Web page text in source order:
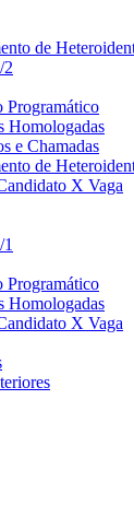
de
2
Programático
Homologadas
e Chamadas
de
X Vaga
Programático
Homologadas
X Vaga